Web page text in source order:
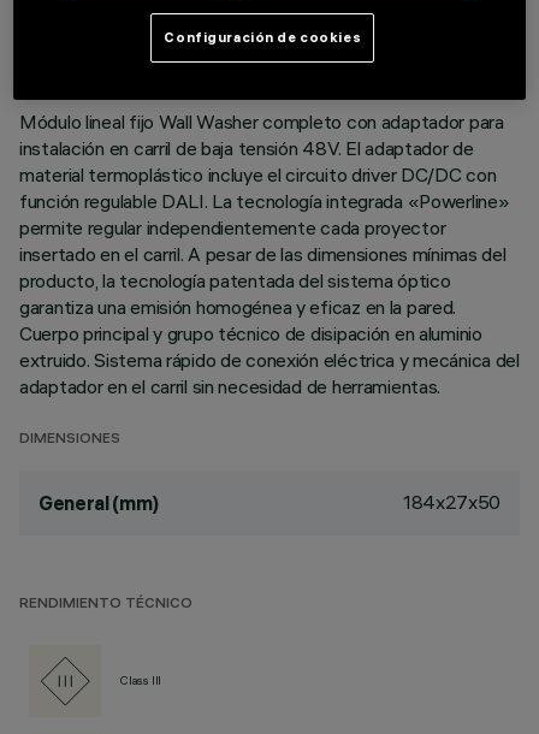
ÚLTIMA ACTUALIZACIÓN: 07/08/2026
Módulo lineal fijo Wall Washer completo con adaptador para
instalación en carril de baja tensión 48V. El adaptador de
material termoplástico incluye el circuito driver DC/DC con
función regulable DALI. La tecnología integrada «Powerline»
permite regular independientemente cada proyector
insertado en el carril. A pesar de las dimensiones mínimas del
producto, la tecnología patentada del sistema óptico
garantiza una emisión homogénea y eficaz en la pared.
Cuerpo principal y grupo técnico de disipación en aluminio
extruido. Sistema rápido de conexión eléctrica y mecánica del
adaptador en el carril sin necesidad de herramientas.
DIMENSIONES
General (mm) 184x27x50
RENDIMIENTO TÉCNICO
Class III
Configuración de cookies